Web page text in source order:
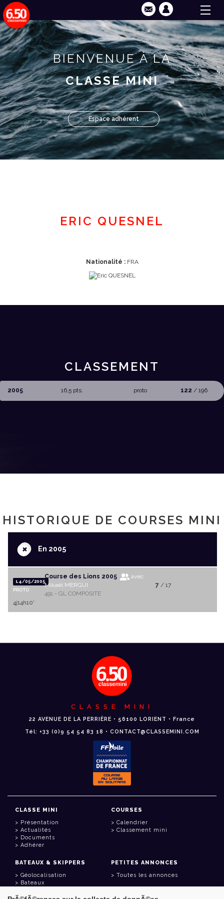
BIENVENUE À LA
CLASSE MINI
Espace adhérent
ERIC QUESNEL
Nationalité :FRA
CLASSEMENT
2005 16,5 pts. proto 122 / 196
HISTORIQUE DE COURSES MINI
+En 2005
14/05/2005
PROTO
Course des Lions 2005
avec
Mikaël MERGUI
491 - GL COMPOSITE
7 / 17
4j14h10'
CLASSE MINI
22 AVENUE DE LA PERRIÈRE • 56100 LORIENT • France
Tél: +33 (0)9 54 54 83 18 • CONTACT@CLASSEMINI.COM
CLASSE MINI
Présentation
Actualités
Documents
Adhérer
COURSES
Calendrier
Classement mini
BATEAUX & SKIPPERS
Géolocalisation
Bateaux
PETITES ANNONCES
Toutes les annonces